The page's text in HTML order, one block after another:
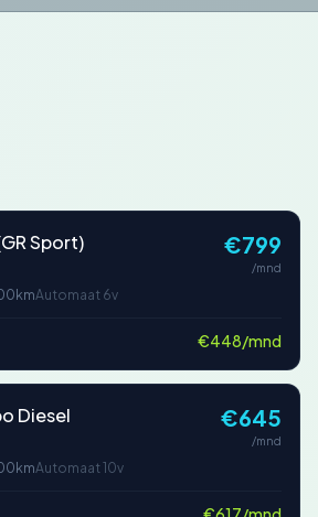
Sport)
Automaat 6v
€799
/mnd
€448/mnd
Diesel
Automaat 10v
€645
/mnd